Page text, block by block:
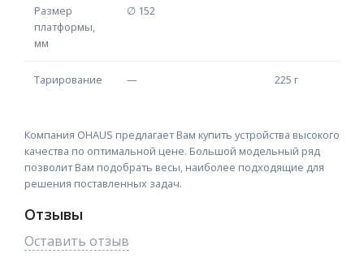
Размер
платформы,
мм
∅ 152
Тарирование — 225 г
Компания OHAUS предлагает Вам купить устройства высокого
качества по оптимальной цене. Большой модельный ряд
позволит Вам подобрать весы, наиболее подходящие для
решения поставленных задач.
Отзывы
Оставить отзыв